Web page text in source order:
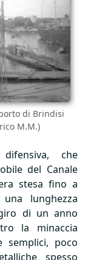
di Brindisi
M.M.)
che
del Canale
stesa fino a
lunghezza
di un anno
la minaccia
semplici, poco
spesso